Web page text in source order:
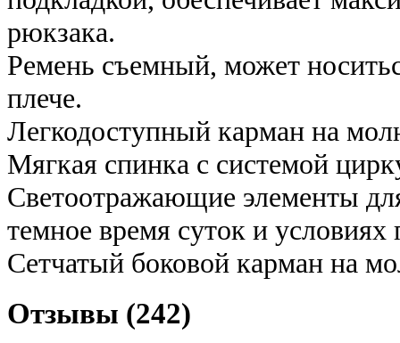
рюкзака.
Ремень съемный, может
плече.
Легкодоступный карман на
Мягкая спинка с системой
Светоотражающие элементы
темное время суток и
Сетчатый боковой карман на
Отзывы (242)